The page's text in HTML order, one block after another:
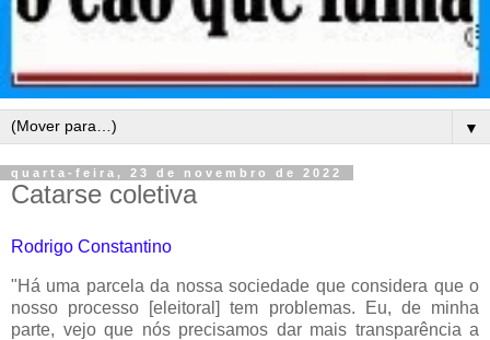
▼
quarta-feira, 23 de novembro de 2022
Catarse coletiva
Rodrigo Constantino
"Há uma parcela da nossa sociedade que considera que o
nosso processo [eleitoral] tem problemas. Eu, de minha
parte, vejo que nós precisamos dar mais transparência a